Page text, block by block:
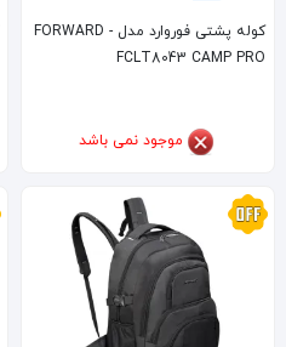
کوله پشتی فوروارد مدل FORWARD -
FCLT8043 CAMP PRO
موجود نمی باشد